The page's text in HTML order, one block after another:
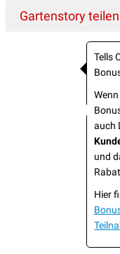
Gartenstory
Tells
auch
und
Hier